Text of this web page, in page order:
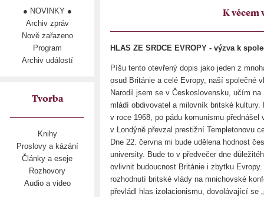
● NOVINKY ●
Archiv zpráv
Nově zařazeno
Program
Archiv událostí
Tvorba
Knihy
Proslovy a kázání
Články a eseje
Rozhovory
Audio a video
K věcem
HLAS ZE SRDCE EVROPY - výzva k
Píšu tento otevřený dopis jako jeden z
osud Británie a celé Evropy, naší společné
Narodil jsem se v Československu, učím
mládí obdivovatel a milovník britské
v roce 1968, po pádu komunismu
v Londýně převzal prestižní Templetonovu
Dne 22. června mi bude udělena hodnost
university. Bude to v předvečer dne
ovlivnit budoucnost Británie i zbytku
rozhodnutí britské vlády na mnichovské
převládl hlas izolacionismu, dovolávající se